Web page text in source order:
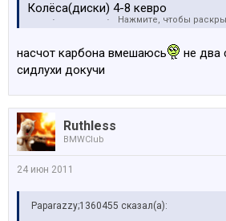
Колёса(диски) 4-8 кевро
Карбоновая "бижутерия"(два-три
И это только несколько
добрались до двигла и интерьера,и
работы у них(ещё нексколько
Нажмите, чтобы
насчот карбона вмешаюсь
не два
сидлухи докучи
Ruthless
BMWClub
24 июн 2011
Paparazzy;1360455 сказал(а):